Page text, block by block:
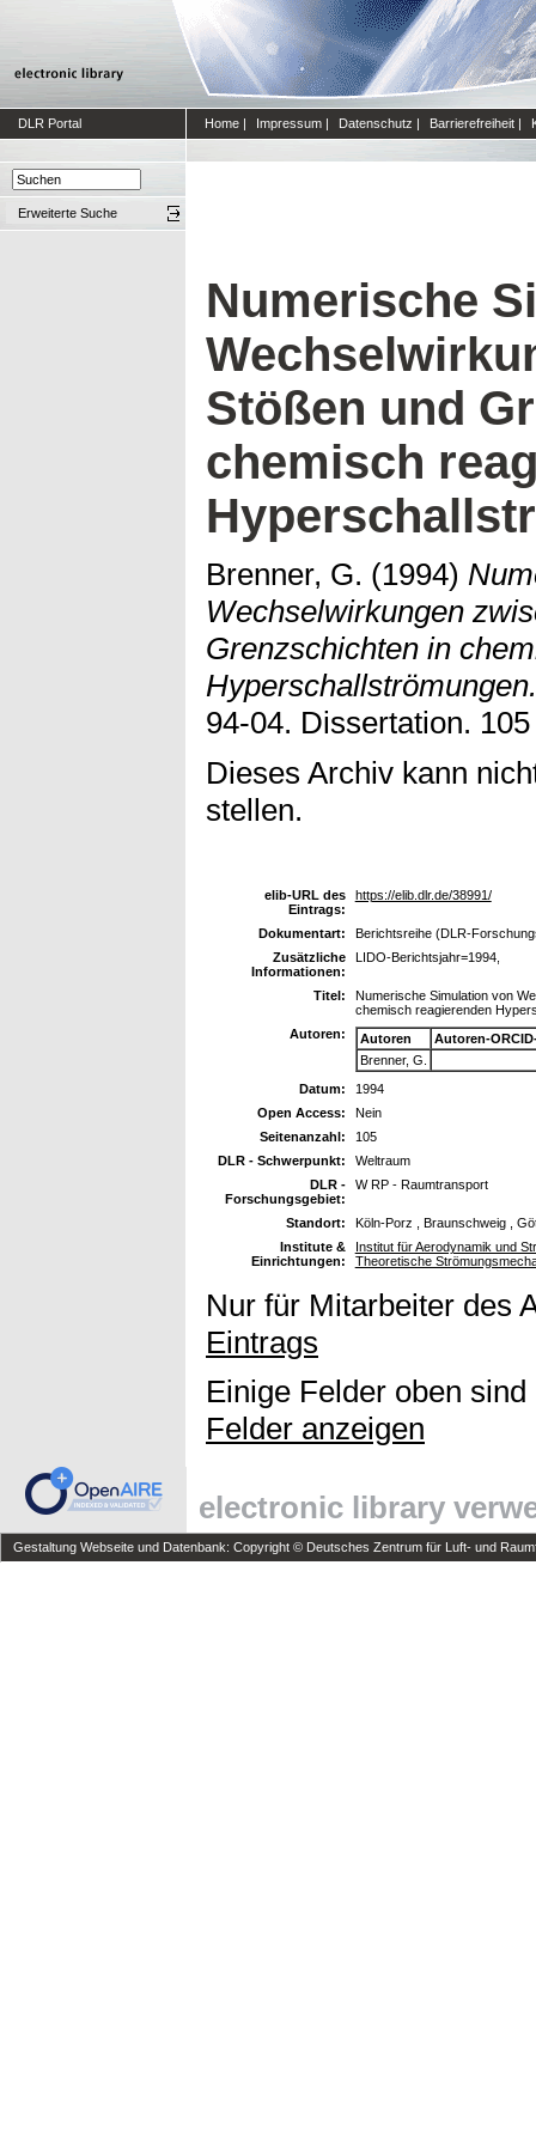
DLR Portal Home | Impressum | Datenschutz | Barrierefreiheit |
Erweiterte Suche
Numerische
Stößen und
chemisch
Brenner, G. (1994)
Wechselwirkungen
Grenzschichten in
Hyperschallströmungen.
94-04. Dissertation.
Dieses Archiv kann
stellen.
elib-URL des
Eintrags:
https://elib.dlr.de/38991/
Dokumentart:
Berichtsreihe (DLR-
Zusätzliche
Informationen:
LIDO-Berichtsjahr=1994,
Titel:
Numerische Simulation von
chemisch reagierenden
Autoren:
Autoren
Autoren-
Brenner, G.
Datum:
1994
Open Access:
Nein
Seitenanzahl:
105
DLR - Schwerpunkt:
Weltraum
DLR -
Forschungsgebiet:
W RP - Raumtransport
Standort:
Köln-Porz , Braunschweig ,
Institute &
Einrichtungen:
Institut für Aerodynamik und
Theoretische
Nur für Mitarbeiter des
Eintrags
Einige Felder oben
Felder anzeigen
electronic library
Gestaltung Webseite und Datenbank: Copyright © Deutsches Zentrum für Luft- und